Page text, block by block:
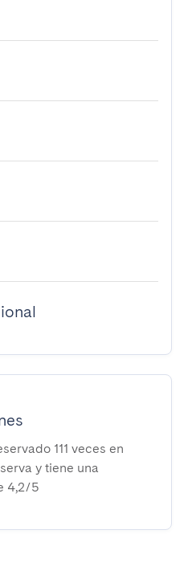
111 veces en
y tiene una
4,2/5